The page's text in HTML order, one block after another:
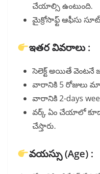
చేయాల్సి ఉంటుంది.
మైక్రోసాఫ్ట్ ఆఫీసు
ఇతర వివరాలు :
సెలెక్ట్ అయితే
వారానికి 5 రోజులు
వారానికి 2-days
వర్క్ ఏం చేయాలో కూడా
చేస్తారు.
వయస్సు (Age) :